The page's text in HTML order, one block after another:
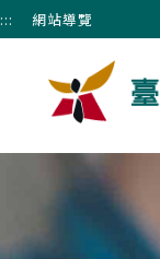
跳到主要內容區塊
::: 網站導覽